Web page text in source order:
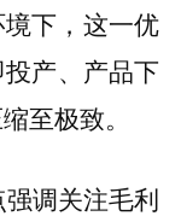
下，这一优
产、产品下
至极致。
调关注毛利